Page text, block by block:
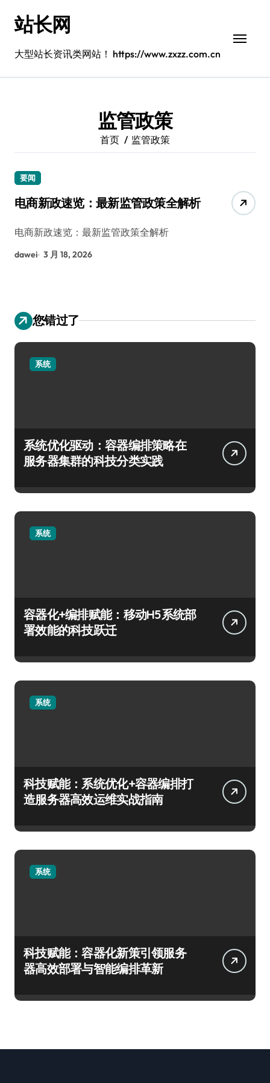
站长网
大型站长资讯类网站！ https://www.zxzz.com.cn
监管政策
首页 监管政策
要闻
电商新政速览：最新监管政策全解析
电商新政速览：最新监管政策全解析
dawei 3 月 18, 2026
您错过了
系统
系统优化驱动：容器编排策略在
服务器集群的科技分类实践
系统
容器化+编排赋能：移动H5系统部
署效能的科技跃迁
系统
科技赋能：系统优化+容器编排打
造服务器高效运维实战指南
系统
科技赋能：容器化新策引领服务
器高效部署与智能编排革新